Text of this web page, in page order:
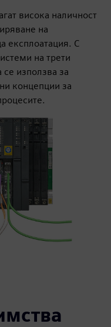
висока наличност
на
експлоатация. С
на трети
се използва за
концепции за